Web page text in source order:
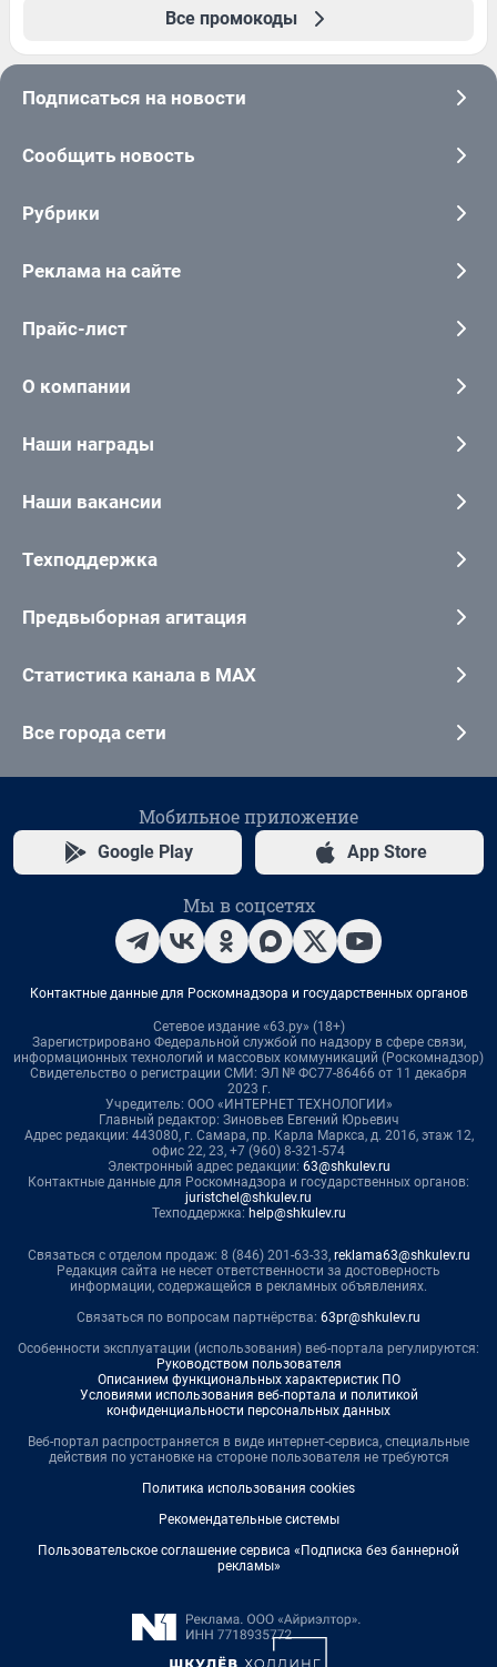
Все промокоды
Подписаться на новости
Сообщить новость
Рубрики
Реклама на сайте
Прайс-лист
О компании
Наши награды
Наши вакансии
Техподдержка
Предвыборная агитация
Статистика канала в MAX
Все города сети
Мобильное приложение
Google Play App Store
Мы в соцсетях
Контактные данные для Роскомнадзора и государственных органов
Сетевое издание «63.ру» (18+)
Зарегистрировано Федеральной службой по надзору в сфере связи,
информационных технологий и массовых коммуникаций (Роскомнадзор)
Свидетельство о регистрации СМИ: ЭЛ № ФС77-86466 от 11 декабря
2023 г.
Учредитель: ООО «ИНТЕРНЕТ ТЕХНОЛОГИИ»
Главный редактор: Зиновьев Евгений Юрьевич
Адрес редакции: 443080, г. Самара, пр. Карла Маркса, д. 201б, этаж 12,
офис 22, 23, +7 (960) 8-321-574
Электронный адрес редакции: 63@shkulev.ru
Контактные данные для Роскомнадзора и государственных органов:
juristchel@shkulev.ru
Техподдержка: help@shkulev.ru
Связаться с отделом продаж: 8 (846) 201-63-33, reklama63@shkulev.ru
Редакция сайта не несет ответственности за достоверность
информации, содержащейся в рекламных объявлениях.
Связаться по вопросам партнёрства: 63pr@shkulev.ru
Особенности эксплуатации (использования) веб-портала регулируются:
Руководством пользователя
Описанием функциональных характеристик ПО
Условиями использования веб-портала и политикой
конфиденциальности персональных данных
Веб-портал распространяется в виде интернет-сервиса, специальные
действия по установке на стороне пользователя не требуются
Политика использования cookies
Рекомендательные системы
Пользовательское соглашение сервиса «Подписка без баннерной
рекламы»